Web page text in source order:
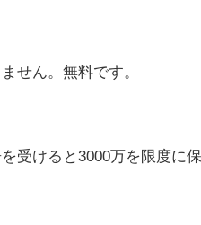
せん。無料です。
受けると3000万を限度に